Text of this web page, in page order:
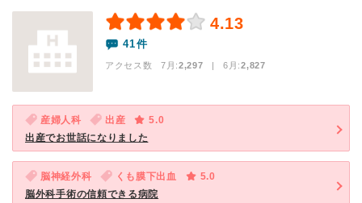
4.13
41件
アクセス数 7月:2,297 | 6月:2,827
産婦人科 出産
5.0
出産でお世話になりました
脳神経外科 くも膜下出血
5.0
脳外科手術の信頼できる病院